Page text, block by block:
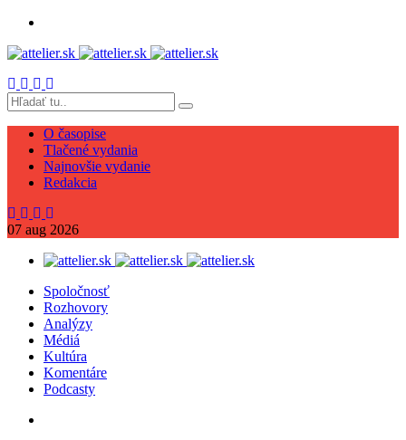
O časopise
Tlačené vydania
Najnovšie vydanie
Redakcia
07 aug 2026
Spoločnosť
Rozhovory
Analýzy
Médiá
Kultúra
Komentáre
Podcasty